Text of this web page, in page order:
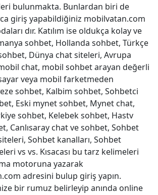
bulunmakta. Bunlardan biri de
giriş yapabildiğiniz mobilvatan.com
dır. Katılım ise oldukça kolay ve
sohbet, Hollanda sohbet, Türkçe
Dünya chat siteleri, Avrupa
chat, mobil sohbet arayan değerli
veya mobil farketmeden
sohbet, Kalbim sohbet, Sohbetci
Eski mynet sohbet, Mynet chat,
sohbet, Kelebek sohbet, Hastv
Canlısaray chat ve sohbet, Sohbet
Sohbet kanalları, Sohbet
vs vs. Kısacası bu tarz kelimeleri
motoruna yazarak
adresini bulup giriş yapın.
bir rumuz belirleyip anında online